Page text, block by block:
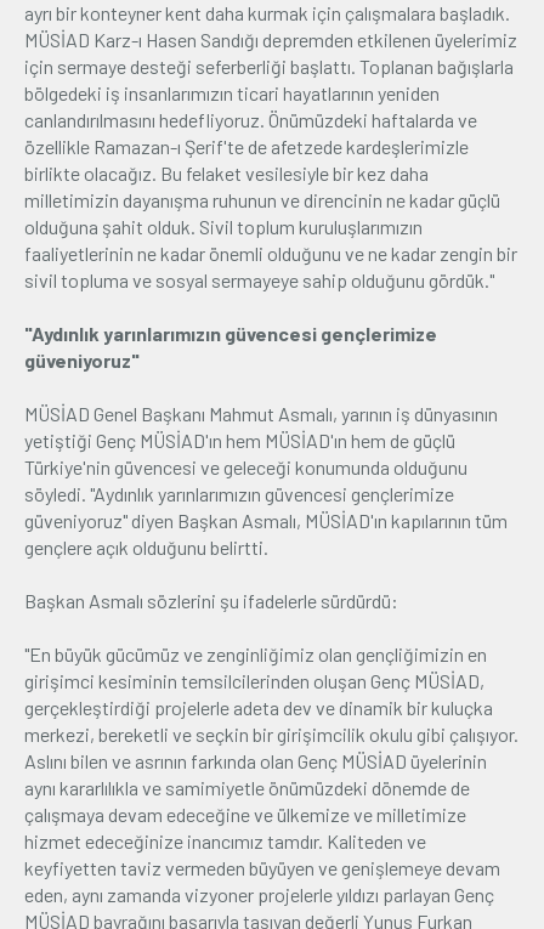
ayrı bir konteyner kent daha kurmak için çalışmalara başladık.
MÜSİAD Karz-ı Hasen Sandığı depremden etkilenen üyelerimiz
için sermaye desteği seferberliği başlattı. Toplanan bağışlarla
bölgedeki iş insanlarımızın ticari hayatlarının yeniden
canlandırılmasını hedefliyoruz. Önümüzdeki haftalarda ve
özellikle Ramazan-ı Şerif'te de afetzede kardeşlerimizle
birlikte olacağız. Bu felaket vesilesiyle bir kez daha
milletimizin dayanışma ruhunun ve direncinin ne kadar güçlü
olduğuna şahit olduk. Sivil toplum kuruluşlarımızın
faaliyetlerinin ne kadar önemli olduğunu ve ne kadar zengin bir
sivil topluma ve sosyal sermayeye sahip olduğunu gördük."
"Aydınlık yarınlarımızın güvencesi gençlerimize
güveniyoruz"
MÜSİAD Genel Başkanı Mahmut Asmalı, yarının iş dünyasının
yetiştiği Genç MÜSİAD'ın hem MÜSİAD'ın hem de güçlü
Türkiye'nin güvencesi ve geleceği konumunda olduğunu
söyledi. "Aydınlık yarınlarımızın güvencesi gençlerimize
güveniyoruz" diyen Başkan Asmalı, MÜSİAD'ın kapılarının tüm
gençlere açık olduğunu belirtti.
Başkan Asmalı sözlerini şu ifadelerle sürdürdü:
"En büyük gücümüz ve zenginliğimiz olan gençliğimizin en
girişimci kesiminin temsilcilerinden oluşan Genç MÜSİAD,
gerçekleştirdiği projelerle adeta dev ve dinamik bir kuluçka
merkezi, bereketli ve seçkin bir girişimcilik okulu gibi çalışıyor.
Aslını bilen ve asrının farkında olan Genç MÜSİAD üyelerinin
aynı kararlılıkla ve samimiyetle önümüzdeki dönemde de
çalışmaya devam edeceğine ve ülkemize ve milletimize
hizmet edeceğinize inancımız tamdır. Kaliteden ve
keyfiyetten taviz vermeden büyüyen ve genişlemeye devam
eden, aynı zamanda vizyoner projelerle yıldızı parlayan Genç
MÜSİAD bayrağını başarıyla taşıyan değerli Yunus Furkan